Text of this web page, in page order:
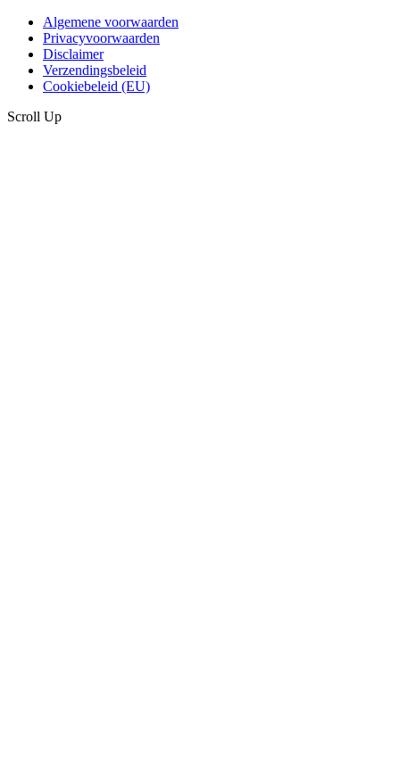
Algemene voorwaarden
Privacyvoorwaarden
Disclaimer
Verzendingsbeleid
Cookiebeleid (EU)
Scroll Up